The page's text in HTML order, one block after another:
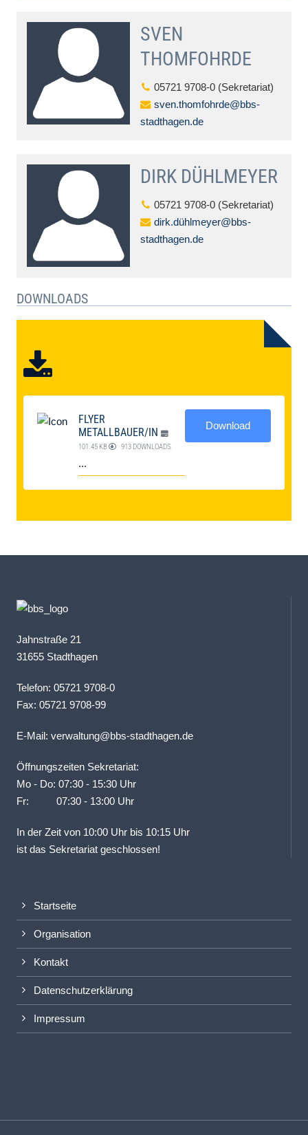
SVEN
THOMFOHRDE
05721 9708-0 (Sekretariat)
sven.thomfohrde@bbs-
stadthagen.de
DIRK DÜHLMEYER
05721 9708-0 (Sekretariat)
dirk.dühlmeyer@bbs-
stadthagen.de
DOWNLOADS
FLYER
METALLBAUER/IN
101.45 KB 913 DOWNLOADS
...
Download
Jahnstraße 21
31655 Stadthagen
Telefon: 05721 9708-0
Fax: 05721 9708-99
E-Mail: verwaltung@bbs-stadthagen.de
Öffnungszeiten Sekretariat:
Mo - Do: 07:30 - 15:30 Uhr
Fr: 07:30 - 13:00 Uhr
In der Zeit von 10:00 Uhr bis 10:15 Uhr
ist das Sekretariat geschlossen!
Startseite
Organisation
Kontakt
Datenschutzerklärung
Impressum